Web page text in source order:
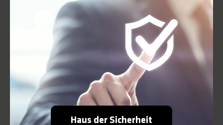
Haus der Sicherheit